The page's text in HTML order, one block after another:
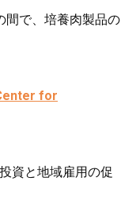
間で、培養肉製品の
for
資と地域雇用の促